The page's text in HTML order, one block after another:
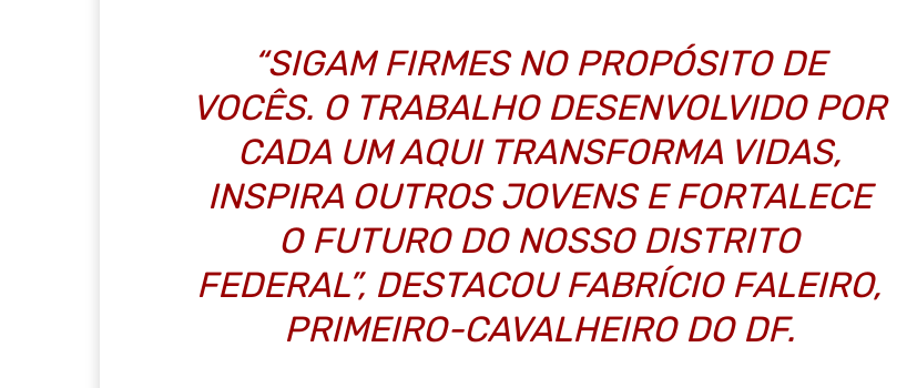
“SIGAM FIRMES NO PROPÓSITO DE
VOCÊS. O TRABALHO DESENVOLVIDO POR
CADA UM AQUI TRANSFORMA VIDAS,
INSPIRA OUTROS JOVENS E FORTALECE
O FUTURO DO NOSSO DISTRITO
FEDERAL”, DESTACOU FABRÍCIO FALEIRO,
PRIMEIRO-CAVALHEIRO DO DF.